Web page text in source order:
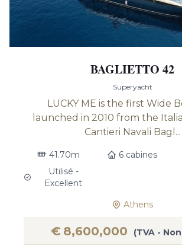
BAGLIETTO 42
Superyacht
LUCKY ME is the first Wide
launched in 2010 from the
Cantieri Navali Bagl...
41.70m 6 cabines
Utilisé -
Excellent
Athens
€ 8,600,000 (TVA -